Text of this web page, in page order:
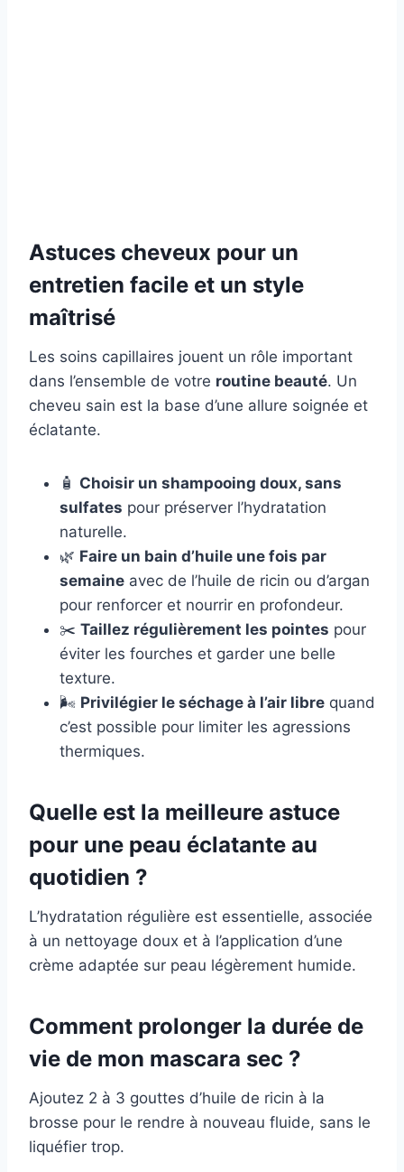
Astuces cheveux pour un
entretien facile et un style
maîtrisé
Les soins capillaires jouent un rôle important
dans l’ensemble de votre routine beauté. Un
cheveu sain est la base d’une allure soignée et
éclatante.
🧴 Choisir un shampooing doux, sans
sulfates pour préserver l’hydratation
naturelle.
🌿 Faire un bain d’huile une fois par
semaine avec de l’huile de ricin ou d’argan
pour renforcer et nourrir en profondeur.
✂️ Taillez régulièrement les pointes pour
éviter les fourches et garder une belle
texture.
🌬 Privilégier le séchage à l’air libre quand
c’est possible pour limiter les agressions
thermiques.
Quelle est la meilleure astuce
pour une peau éclatante au
quotidien ?
L’hydratation régulière est essentielle, associée
à un nettoyage doux et à l’application d’une
crème adaptée sur peau légèrement humide.
Comment prolonger la durée de
vie de mon mascara sec ?
Ajoutez 2 à 3 gouttes d’huile de ricin à la
brosse pour le rendre à nouveau fluide, sans le
liquéfier trop.